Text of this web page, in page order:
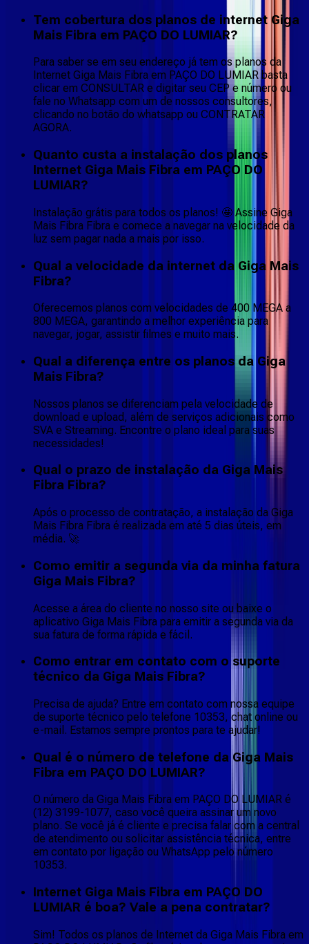
Tem cobertura dos planos de internet Giga
Mais Fibra em PAÇO DO LUMIAR?
Para saber se em seu endereço já tem os planos da
Internet Giga Mais Fibra em PAÇO DO LUMIAR basta
clicar em CONSULTAR e digitar seu CEP e número ou
fale no Whatsapp com um de nossos consultores,
clicando no botão do whatsapp ou CONTRATAR
AGORA.
Quanto custa a instalação dos planos
Internet Giga Mais Fibra em PAÇO DO
LUMIAR?
Instalação grátis para todos os planos! 🤩 Assine Giga
Mais Fibra Fibra e comece a navegar na velocidade da
luz sem pagar nada a mais por isso.
Qual a velocidade da internet da Giga Mais
Fibra?
Oferecemos planos com velocidades de 400 MEGA a
800 MEGA, garantindo a melhor experiência para
navegar, jogar, assistir filmes e muito mais.
Qual a diferença entre os planos da Giga
Mais Fibra?
Nossos planos se diferenciam pela velocidade de
download e upload, além de serviços adicionais como
SVA e Streaming. Encontre o plano ideal para suas
necessidades!
Qual o prazo de instalação da Giga Mais
Fibra Fibra?
Após o processo de contratação, a instalação da Giga
Mais Fibra Fibra é realizada em até 5 dias úteis, em
média. 🚀
Como emitir a segunda via da minha fatura
Giga Mais Fibra?
Acesse a área do cliente no nosso site ou baixe o
aplicativo Giga Mais Fibra para emitir a segunda via da
sua fatura de forma rápida e fácil.
Como entrar em contato com o suporte
técnico da Giga Mais Fibra?
Precisa de ajuda? Entre em contato com nossa equipe
de suporte técnico pelo telefone 10353, chat online ou
e-mail. Estamos sempre prontos para te ajudar!
Qual é o número de telefone da Giga Mais
Fibra em PAÇO DO LUMIAR?
O número da Giga Mais Fibra em PAÇO DO LUMIAR é
(12) 3199-1077, caso você queira assinar um novo
plano. Se você já é cliente e precisa falar com a central
de atendimento ou solicitar assistência técnica, entre
em contato por ligação ou WhatsApp pelo número
10353.
Internet Giga Mais Fibra em PAÇO DO
LUMIAR é boa? Vale a pena contratar?
Sim! Todos os planos de Internet da Giga Mais Fibra em